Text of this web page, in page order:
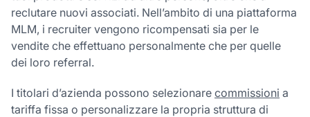
reclutare nuovi associati. Nell’ambito di una piattaforma
MLM, i recruiter vengono ricompensati sia per le
vendite che effettuano personalmente che per quelle
dei loro referral.
I titolari d’azienda possono selezionare commissioni a
tariffa fissa o personalizzare la propria struttura di